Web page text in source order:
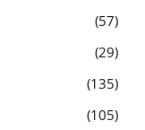
57
29
135
105